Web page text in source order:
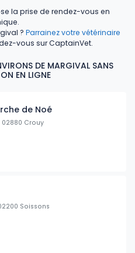
la prise de rendez-vous en
? Parrainez votre vétérinaire
vous sur CaptainVet.
DE MARGIVAL SANS
EN LIGNE
de Noé
Crouy
Soissons